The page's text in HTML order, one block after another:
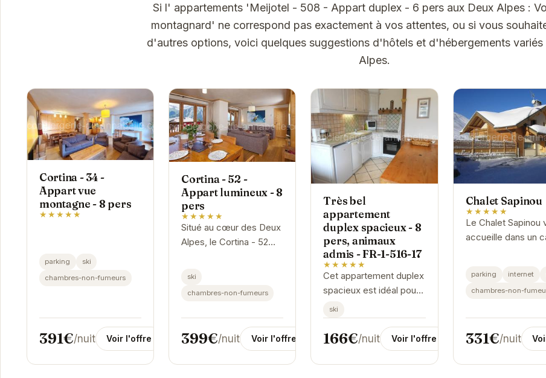
Si l' appartements 'Meijotel - 508 - Appart duplex - 6 pers aux Deux Alpes :
montagnard' ne correspond pas exactement à vos attentes, ou si vous
d'autres options, voici quelques suggestions d'hôtels et d'hébergements variés
Alpes.
Cortina - 34 -
Appart vue
montagne - 8 pers
★★★★★
parking
ski
chambres-non-fumeurs
391€/nuit Voir l'offre
Cortina - 52 -
Appart lumineux - 8
pers
★★★★★
Situé au cœur des Deux
Alpes, le Cortina - 52
ski
chambres-non-fumeurs
399€/nuit Voir l'offre
Très bel
appartement
duplex spacieux - 8
pers, animaux
admis - FR-1-516-17
★★★★★
Cet appartement duplex
spacieux est idéal pour
les groupes et les
familles. Son
emplacement privilégié
aux Deux Alpes offre un
accès facile aux...
ski
166€/nuit Voir l'offre
Chalet Sapinou
★★★★★
Le Chalet Sapinou
accueille dans un
Deux Alpes. Profitez
d'un séjour
parking internet
chambres-non-
331€/nuit